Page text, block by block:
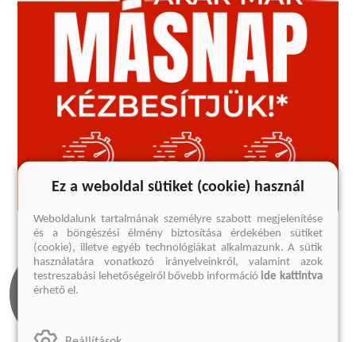
Ez a weboldal sütiket (cookie) használ
Weboldalunk tartalmának személyre szabott megjelenítése
és a böngészési élmény biztosítása érdekében sütiket
(cookie), illetve egyéb technológiákat alkalmazunk. A sütik
használatára vonatkozó irányelveinkről, valamint azok
testreszabási lehetőségeiről bővebb információide kattintva
érhető el.